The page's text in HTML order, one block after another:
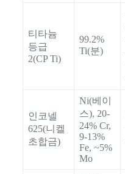
티타늄
등급
2(CP Ti)
99.2%
Ti(분)
인코넬
625(니켈
초합금)
Ni(베이
스), 20-
24% Cr,
9-13%
Fe, ~5%
Mo